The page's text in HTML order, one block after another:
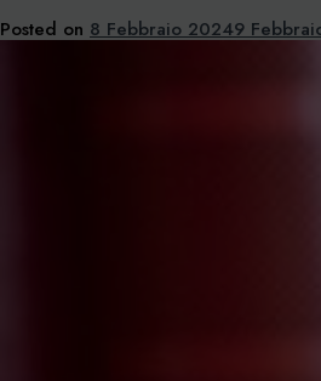
Posted on 8 Febbraio 20249